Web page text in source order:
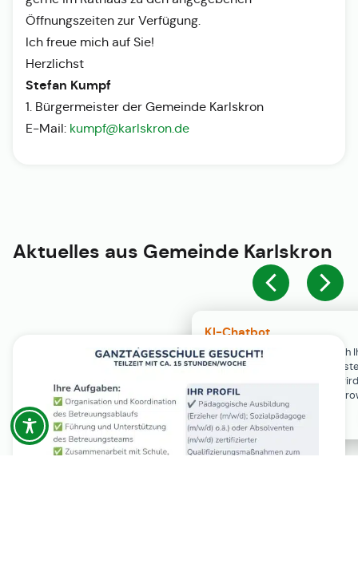
KI-Chatbot
Der KI-Chatbot steht erst nach
Einwilligung in den Cookie-
Verfügung. Der Chat-Verlauf
ausschließlich lokal in Ihrem
gespeichert.
Öffnungszeiten zur Verfügung.
Ich freue mich auf Sie!
Herzlichst
Stefan Kumpf
1. Bürgermeister der Gemeinde Karlskron
E-Mail: kumpf@karlskron.de
Aktuelles aus Gemeinde Karlskron